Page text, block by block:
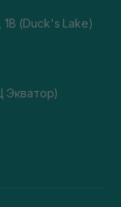
1В (Duck's Lake)
Экватор)